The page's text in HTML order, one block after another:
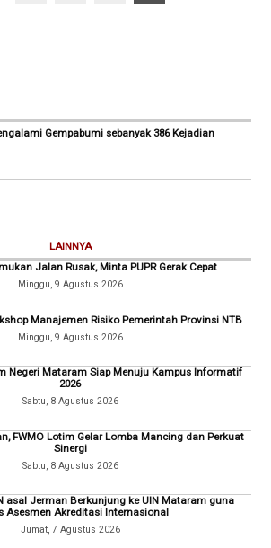
Gempabumi sebanyak 386 Kejadian
LAINNYA
Jalan Rusak, Minta PUPR Gerak Cepat
Minggu, 9 Agustus 2026
Manajemen Risiko Pemerintah Provinsi NTB
Minggu, 9 Agustus 2026
Negeri Mataram Siap Menuju Kampus Informatif
2026
Sabtu, 8 Agustus 2026
FWMO Lotim Gelar Lomba Mancing dan Perkuat
Sinergi
Sabtu, 8 Agustus 2026
asal Jerman Berkunjung ke UIN Mataram guna
Asesmen Akreditasi Internasional
Jumat, 7 Agustus 2026